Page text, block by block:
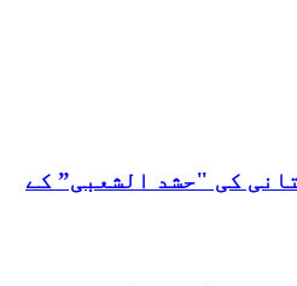
کی "حشد الشعبی” کے